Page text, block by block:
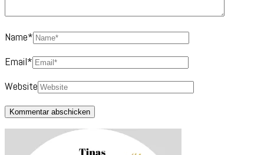
Name*
Email*
Website